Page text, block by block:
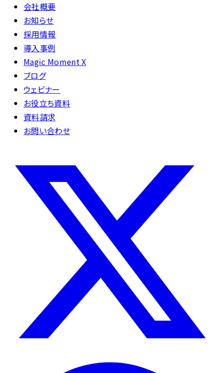
会社概要
お知らせ
採用情報
導入事例
Magic Moment X
ブログ
ウェビナー
お役立ち資料
資料請求
お問い合わせ